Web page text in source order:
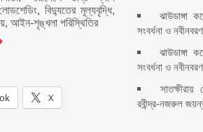
বিদ্যুতের মূল্যবৃদ্ধি,
আইন-শৃঙ্খলা পরিস্থিতির
X
ঝাউডাঙ্গা
সংবর্ধনা ও
ঝাউডাঙ্গা
সংবর্ধনা ও
রবীন্দ্র-নজরুল